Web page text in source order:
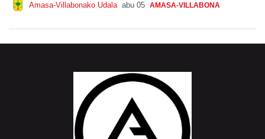
Amasa-Villabonako Udala abu 05 AMASA-VILLABONA